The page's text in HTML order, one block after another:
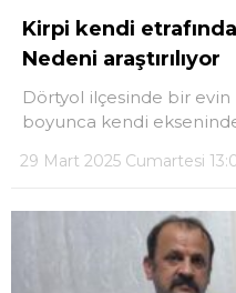
Kirpi kendi
Nedeni araştırılıyor
Dörtyol ilçesinde bir evin
boyunca kendi
29 Mart 2025 Cumartesi